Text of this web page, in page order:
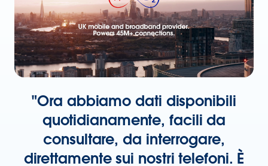
"Ora abbiamo dati disponibili
quotidianamente, facili da
consultare, da interrogare,
direttamente sui nostri telefoni. È